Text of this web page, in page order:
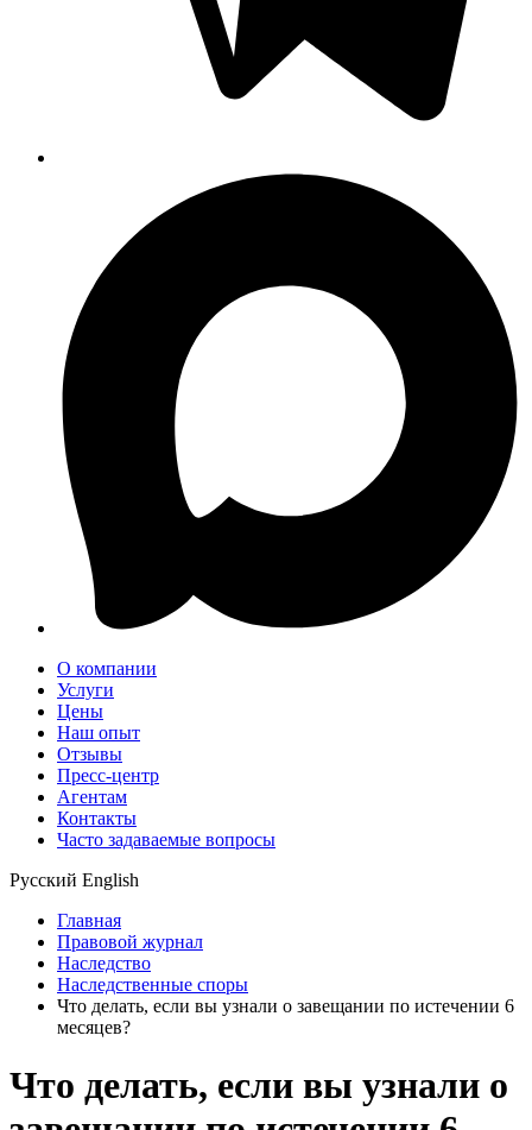
О компании
Услуги
Цены
Наш опыт
Отзывы
Пресс-центр
Агентам
Контакты
Часто задаваемые вопросы
Русский English
Главная
Правовой журнал
Наследство
Наследственные споры
Что делать, если вы узнали о завещании по истечении 6
месяцев?
Что делать, если вы узнали о